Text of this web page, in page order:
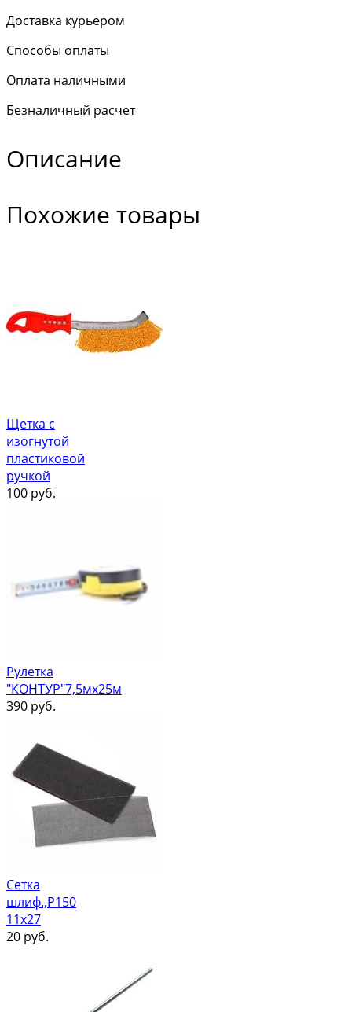
Доставка курьером
Способы оплаты
Оплата наличными
Безналичный расчет
Описание
Похожие товары
Щетка с
изогнутой
пластиковой
ручкой
100 руб.
Рулетка
"КОНТУР"7,5мх25м
390 руб.
Сетка
шлиф.,Р150
11х27
20 руб.